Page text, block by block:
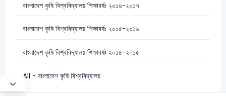
বাংলাদেশ কৃষি বিশ্ববিদ্যালয় শিক্ষাবর্ষঃ ২০১৬-২০১৭
বাংলাদেশ কৃষি বিশ্ববিদ্যালয় শিক্ষাবর্ষঃ ২০১৫-২০১৬
বাংলাদেশ কৃষি বিশ্ববিদ্যালয় শিক্ষাবর্ষঃ ২০১৪-২০১৫
All - বাংলাদেশ কৃষি বিশ্ববিদ্যালয়